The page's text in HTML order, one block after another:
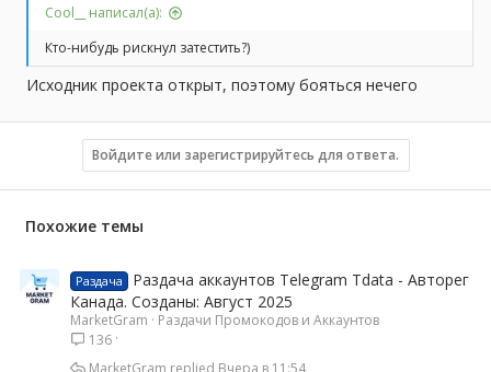
Cool__ написал(а):
Кто-нибудь рискнул затестить?)
Исходник проекта открыт, поэтому бояться нечего
Войдите или зарегистрируйтесь для ответа.
Похожие темы
Раздача
Раздача аккаунтов Telegram Tdata - Авторег
Канада. Созданы: Август 2025
MarketGram
Раздачи Промокодов и Аккаунтов
136